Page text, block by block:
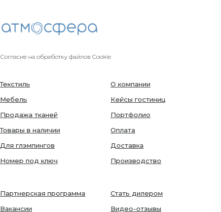
Согласие на обработку файлов Cookie
Текстиль
Мебель
Продажа тканей
Товары в наличии
Для глэмпингов
Номер под ключ
О компании
Кейсы гостиниц
Портфолио
Оплата
Доставка
Производство
Партнерская программа
Вакансии
Стать дилером
Видео-отзывы